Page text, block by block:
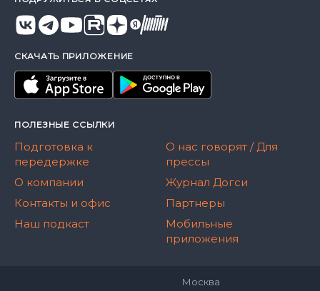
СКАЧАТЬ ПРИЛОЖЕНИЕ
ПОЛЕЗНЫЕ ССЫЛКИ
Подготовка к
передержке
О компании
Контакты и офис
Наш подкаст
О нас говорят / Для
прессы
Журнал Догси
Партнеры
Мобильные
приложения
Москва